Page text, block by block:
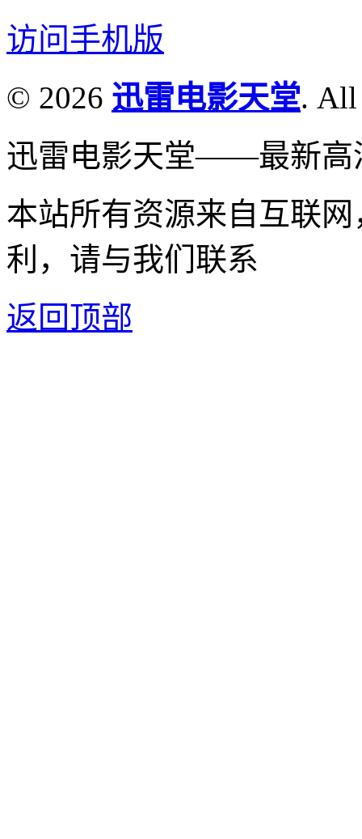
访问手机版
© 2026 迅雷电影天堂. All
迅雷电影天堂——最新高
本站所有资源来自互联
利，请与我们联系
返回顶部